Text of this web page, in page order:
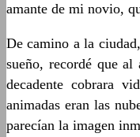
amante de mi novio,
De camino a la
sueño, recordé que al
decadente cobrara
animadas eran las
parecían la imagen